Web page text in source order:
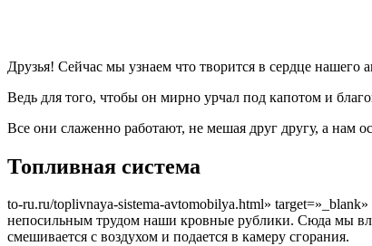
Друзья! Сейчас мы узнаем что творится в сердце
Ведь для того, чтобы он мирно урчал под капотом и
Все они слаженно работают, не мешая друг другу, а нам
Топливная система
to-ru.ru/toplivnaya-sistema-avtomobilya.html»
непосильным трудом наши кровные рублики. Сюда мы
смешивается с воздухом и подается в камеру сгорания.